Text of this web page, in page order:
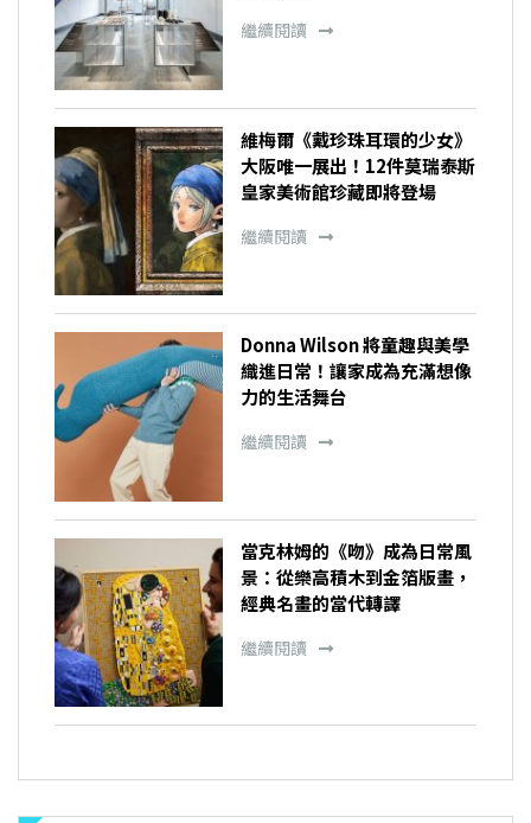
繼續閱讀
維梅爾《戴珍珠耳環的少女》
大阪唯一展出！12件莫瑞泰斯
皇家美術館珍藏即將登場
繼續閱讀
Donna Wilson 將童趣與美學
織進日常！讓家成為充滿想像
力的生活舞台
繼續閱讀
當克林姆的《吻》成為日常風
景：從樂高積木到金箔版畫，
經典名畫的當代轉譯
繼續閱讀